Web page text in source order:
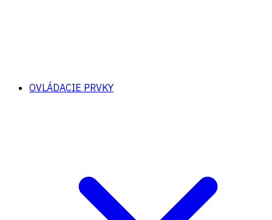
OVLÁDACIE PRVKY